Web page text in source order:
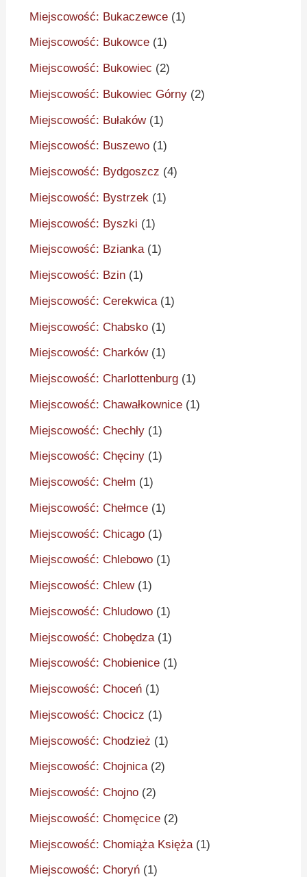
Miejscowość: Bukaczewce (1)
Miejscowość: Bukowce (1)
Miejscowość: Bukowiec (2)
Miejscowość: Bukowiec Górny (2)
Miejscowość: Bułaków(1)
Miejscowość: Buszewo (1)
Miejscowość: Bydgoszcz (4)
Miejscowość: Bystrzek (1)
Miejscowość: Byszki (1)
Miejscowość: Bzianka(1)
Miejscowość: Bzin (1)
Miejscowość: Cerekwica(1)
Miejscowość: Chabsko (1)
Miejscowość: Charków(1)
Miejscowość: Charlottenburg (1)
Miejscowość: Chawałkownice (1)
Miejscowość: Chechły (1)
Miejscowość: Chęciny (1)
Miejscowość: Chełm (1)
Miejscowość: Chełmce (1)
Miejscowość: Chicago (1)
Miejscowość: Chlebowo (1)
Miejscowość: Chlew(1)
Miejscowość: Chludowo (1)
Miejscowość: Chobędza (1)
Miejscowość: Chobienice (1)
Miejscowość: Choceń (1)
Miejscowość: Chocicz (1)
Miejscowość: Chodzież (1)
Miejscowość: Chojnica(2)
Miejscowość: Chojno (2)
Miejscowość: Chomęcice (2)
Miejscowość: Chomiąża Księża (1)
Miejscowość: Choryń (1)